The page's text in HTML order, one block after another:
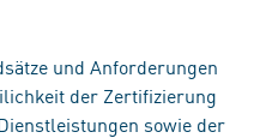
und Anforderungen
der Zertifizierung
sowie der